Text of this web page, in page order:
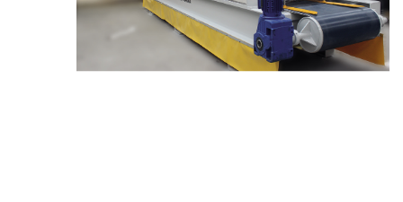
ALINPAH CILA
MAKINESI